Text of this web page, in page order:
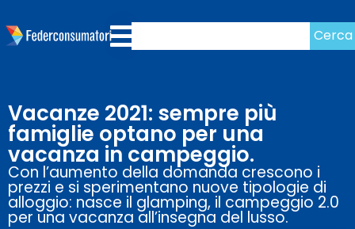
Cerca
Vacanze 2021: sempre più
famiglie optano per una
vacanza in campeggio.
Con l’aumento della domanda crescono i
prezzi e si sperimentano nuove tipologie di
alloggio: nasce il glamping, il campeggio 2.0
per una vacanza all’insegna del lusso.